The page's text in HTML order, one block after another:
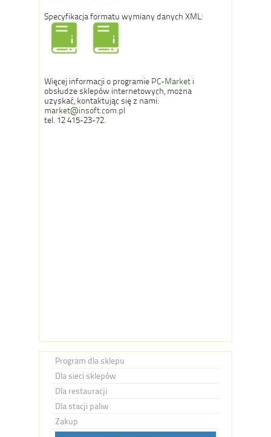
Specyfikacja formatu wymiany danych XML:
Więcej informacji o programie PC-Market i
obsłudze sklepów internetowych, można
uzyskać, kontaktując się z nami:
market@insoft.com.pl
tel. 12 415-23-72.
Program dla sklepu
Dla sieci sklepów
Dla restauracji
Dla stacji paliw
Zakup